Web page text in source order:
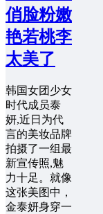
俏脸粉嫩
艳若桃李
太美了
韩国女团少女
时代成员泰
妍,近日为代
言的美妆品牌
拍摄了一组最
新宣传照,魅
力十足。就像
这张美图中，
金泰妍身穿一